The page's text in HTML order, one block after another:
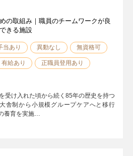
の取組み｜職員のチームワークが良
きる施設
当あり 異動なし 無資格可
有給あり 正職員登用あり
受け入れた頃から続く85年の歴史を持つ
舎制から小規模グループケアへと移行
養育を実施…